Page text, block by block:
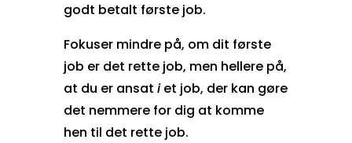
godt betalt første job.
Fokuser mindre på, om dit første
job er det rette job, men hellere på,
at du er ansat iet job, der kan gøre
det nemmere for dig at komme
hen til det rette job.